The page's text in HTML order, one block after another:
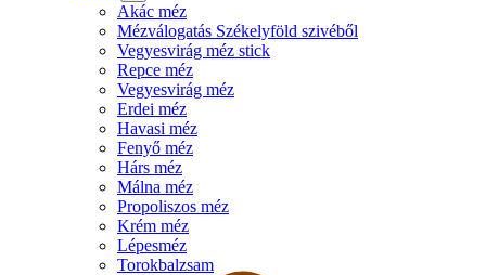
Akác méz
Mézválogatás Székelyföld szivéből
Vegyesvirág méz stick
Repce méz
Vegyesvirág méz
Erdei méz
Havasi méz
Fenyő méz
Hárs méz
Málna méz
Propoliszos méz
Krém méz
Lépesméz
Torokbalzsam